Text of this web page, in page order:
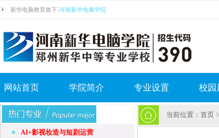
新华电脑教育旗下-河南新华电脑学院
网站首页 学院简介 专业设置 校园
AI+影视妆造与短剧运营
当前位置： 首页